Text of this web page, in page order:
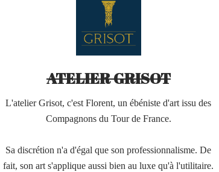
ATELIER GRISOT
L'atelier Grisot, c'est Florent, un ébéniste d'art issu des
Compagnons du Tour de France.
Sa discrétion n'a d'égal que son professionnalisme. De
fait, son art s'applique aussi bien au luxe qu'à l'utilitaire.